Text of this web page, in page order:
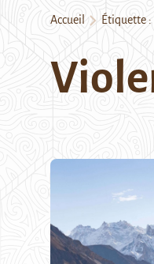
Accueil Étiquette :